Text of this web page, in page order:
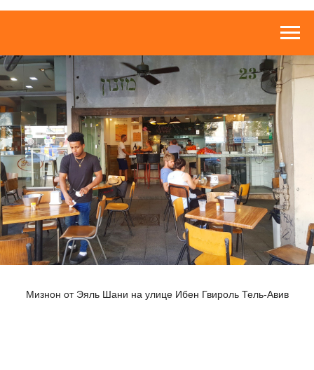
Мизнон от Эяль Шани на улице Ибен Гвироль Тель-Авив